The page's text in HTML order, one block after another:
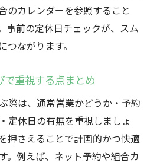
のカレンダーを参照すること
事前の定休日チェックが、スム
ながります。
で重視する点まとめ
際は、通常営業かどうか・予約
定休日の有無を重視しましょ
押さえることで計画的かつ快適
。例えば、ネット予約や組合カ